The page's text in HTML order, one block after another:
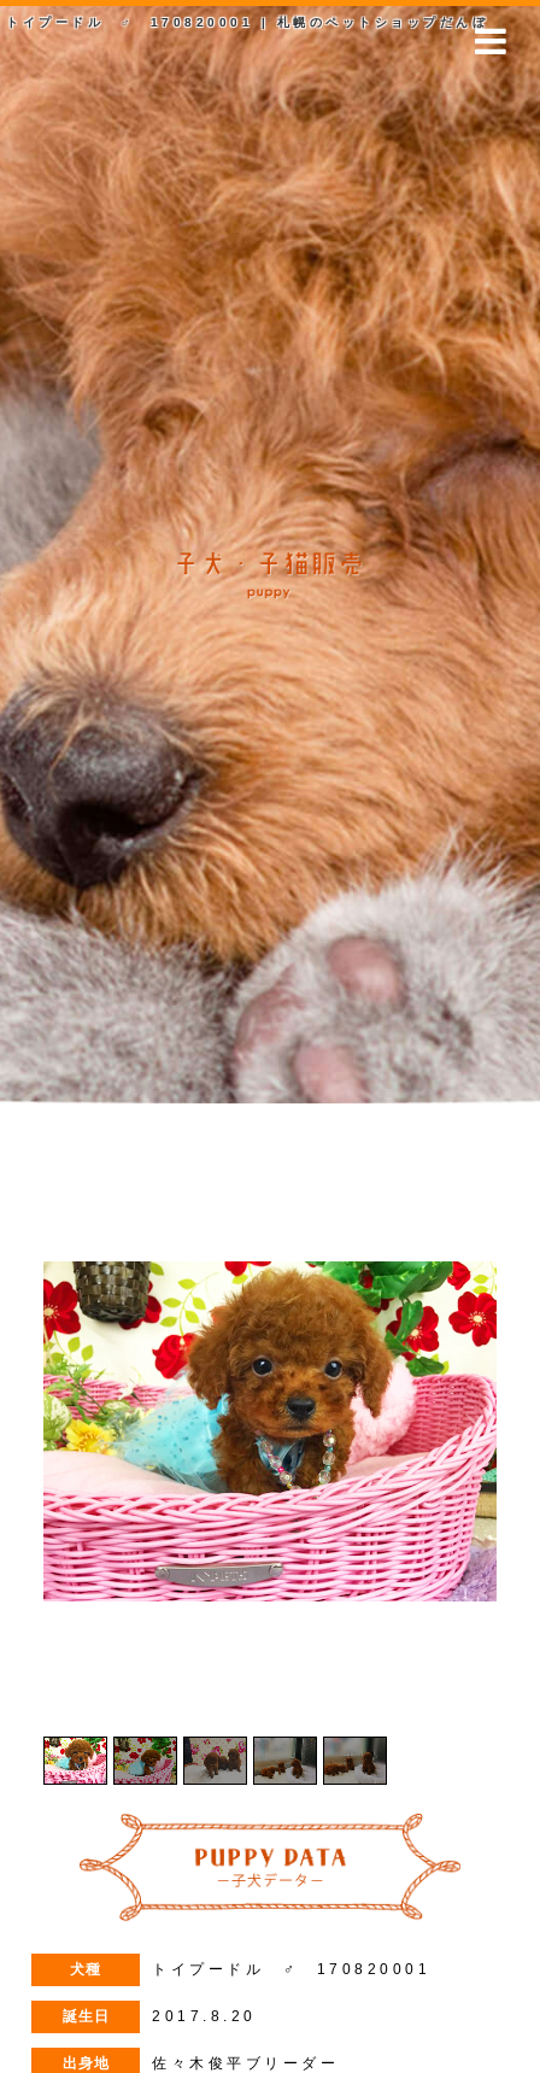
トイプードル ♂ 170820001 | 札幌のペットショップだんぼ
犬種 トイプードル ♂ 170820001
誕生日 2017.8.20
出身地 佐々木俊平ブリーダー